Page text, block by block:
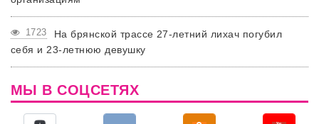
1723
На брянской трассе 27-летний лихач погубил
себя и 23-летнюю девушку
МЫ В СОЦСЕТЯХ